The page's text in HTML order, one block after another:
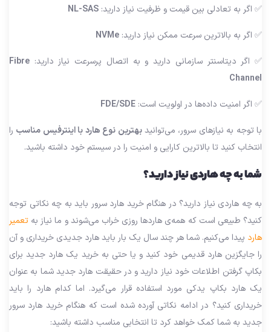
✅ اگر به تعادلی بین قیمت و ظرفیت نیاز دارید: NL-SAS
✅ اگر به بالاترین سرعت ممکن نیاز دارید: NVMe
✅ اگر دیتاسنتر سازمانی دارید و به اتصال پرسرعت نیاز دارید: Fibre
Channel
✅ اگر امنیت داده‌ها در اولویت است: FDE/SDE
با توجه به نیازهای سرور، می‌توانیدبهترین نوع هارد با اینترفیس مناسبرا
انتخاب کنید تا بالاترین کارایی و امنیت را در سیستم خود داشته باشید.
شما به چه هاردی نیاز دارید؟
به چه هاردی نیاز دارید؟ در هنگام خرید هارد سرور باید به چه نکاتی توجه
کنید؟ طبیعی است که همه‌ی هاردها روزی خراب می‌شوند و ما نیاز به تعمیر
هاردپیدا می‌کنیم. شما هر چند سال یک بار باید هارد جدیدی خریداری و آن
را جایگزین هارد قدیمی خود کنید و یا حتی به خرید یک هارد جدید برای
بکاپ گرفتن اطلاعات خود نیاز دارید و در حقیقت هارد جدید شما به عنوان
یک هارد بکاپ یدکی مورد استفاده قرار می‌گیرد. اما کدام هارد را باید
خریداری کنید؟ در ادامه نکاتی آورده شده است که هنگام خرید هارد سرور
جدید به شما کمک خواهد کرد تا انتخابی مناسب داشته باشید: